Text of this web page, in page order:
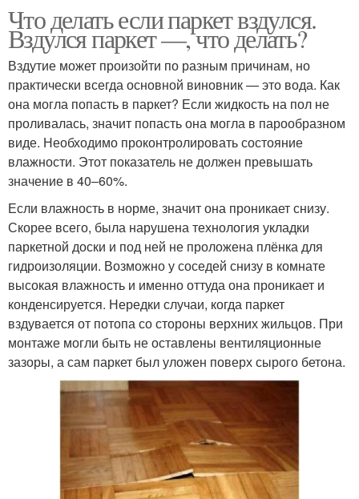
Что делать если паркет вздулся.
Вздулся паркет —, что делать?
Вздутие может произойти по разным причинам, но
практически всегда основной виновник — это вода. Как
она могла попасть в паркет? Если жидкость на пол не
проливалась, значит попасть она могла в парообразном
виде. Необходимо проконтролировать состояние
влажности. Этот показатель не должен превышать
значение в 40–60%.
Если влажность в норме, значит она проникает снизу.
Скорее всего, была нарушена технология укладки
паркетной доски и под ней не проложена плёнка для
гидроизоляции. Возможно у соседей снизу в комнате
высокая влажность и именно оттуда она проникает и
конденсируется. Нередки случаи, когда паркет
вздувается от потопа со стороны верхних жильцов. При
монтаже могли быть не оставлены вентиляционные
зазоры, а сам паркет был уложен поверх сырого бетона.